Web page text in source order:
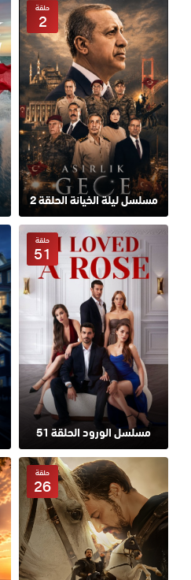
مسلسل ليلة الخيانة الحلقة 2
حلقة
2
مسلسل الورود الحلقة 51
حلقة
51
حلقة
26